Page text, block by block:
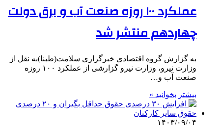
عملکرد ۱۰۰ روزه صنعت آب و برق دولت
چهاردهم منتشر شد
به گزارش گروه اقتصادی خبرگزاری سلامت(طبنا)به نقل از
وزارت نیرو، وزارت نیرو گزارشی از عملکرد ۱۰۰ روزه
صنعت آب و…
بیشتر بخوانید »
۱۴۰۳/۰۹/۰۴